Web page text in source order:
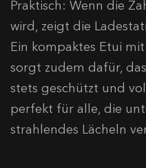
Praktisch: Wenn die
wird, zeigt die
Ein kompaktes Etui
sorgt zudem dafür,
stets geschützt und
perfekt für alle, die
strahlendes Lächeln